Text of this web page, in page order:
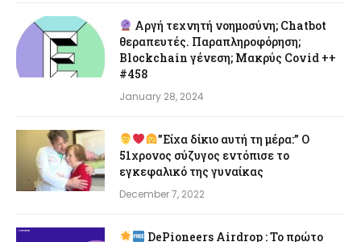
Αργή τεχνητή νοημοσύνη; Chatbot
θεραπευτές. Παραπληροφόρηση;
Blockchain γένεση; Μακρύς Covid ++
#458
January 28, 2024
”Είχα δίκιο αυτή τη μέρα:” Ο
51χρονος σύζυγος εντόπισε το
εγκεφαλικό της γυναίκας
December 7, 2022
DePioneers Airdrop : Το πρώτο